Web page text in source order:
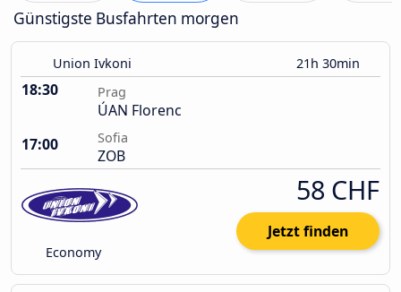
Günstigste Busfahrten morgen
Union Ivkoni 21h 30min
18:30 Prag
ÚAN Florenc
17:00
Sofia
ZOB
Economy
58 CHF
Jetzt finden